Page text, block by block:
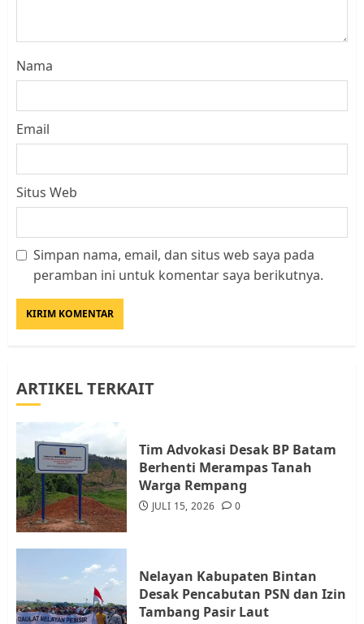
Nama
Email
Situs Web
Simpan nama, email, dan situs web saya pada
peramban ini untuk komentar saya berikutnya.
ARTIKEL TERKAIT
Tim Advokasi Desak BP Batam
Berhenti Merampas Tanah
Warga Rempang
JULI 15, 2026 0
Nelayan Kabupaten Bintan
Desak Pencabutan PSN dan Izin
Tambang Pasir Laut
Datangi Pemko Batam, Warga
4
Warga Rempang Ajukan
Resahkan Warga
JULI 17, 2026 0
5
JULI 15, 2026 0